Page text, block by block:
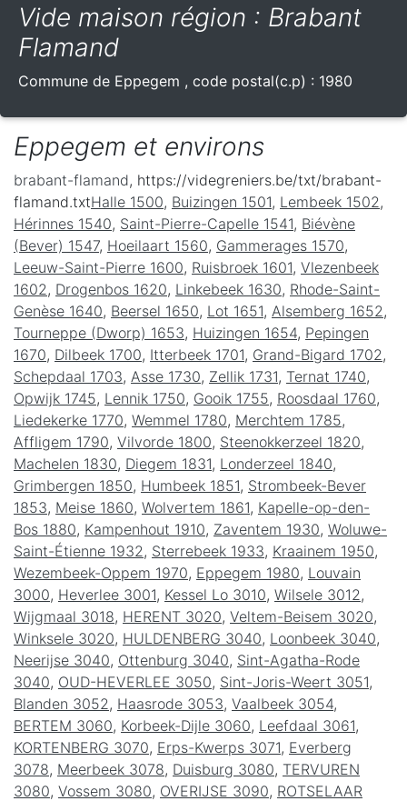
Vide maison région : Brabant
Flamand
Commune de Eppegem , code postal(c.p) : 1980
Eppegem et environs
brabant-flamand, https://videgreniers.be/txt/brabant-
flamand.txtHalle 1500, Buizingen 1501, Lembeek 1502 ,
Hérinnes 1540, Saint-Pierre-Capelle 1541, Biévène
(Bever) 1547, Hoeilaart 1560, Gammerages 1570,
Leeuw-Saint-Pierre 1600, Ruisbroek 1601, Vlezenbeek
1602 , Drogenbos 1620, Linkebeek 1630, Rhode-Saint-
Genèse 1640, Beersel 1650, Lot 1651, Alsemberg 1652 ,
Tourneppe (Dworp) 1653, Huizingen 1654, Pepingen
1670, Dilbeek 1700, Itterbeek 1701, Grand-Bigard 1702 ,
Schepdaal 1703, Asse 1730, Zellik 1731, Ternat 1740,
Opwijk 1745, Lennik 1750, Gooik 1755, Roosdaal 1760,
Liedekerke 1770, Wemmel 1780, Merchtem 1785,
Affligem 1790, Vilvorde 1800, Steenokkerzeel 1820,
Machelen 1830, Diegem 1831, Londerzeel 1840,
Grimbergen 1850, Humbeek 1851, Strombeek-Bever
1853, Meise 1860, Wolvertem 1861, Kapelle-op-den-
Bos 1880, Kampenhout 1910, Zaventem 1930, Woluwe-
Saint-Étienne 1932 , Sterrebeek 1933, Kraainem 1950,
Wezembeek-Oppem 1970, Eppegem 1980, Louvain
3000, Heverlee 3001, Kessel Lo 3010, Wilsele 3012 ,
Wijgmaal 3018, HERENT 3020, Veltem-Beisem 3020,
Winksele 3020, HULDENBERG 3040, Loonbeek 3040,
Neerijse 3040, Ottenburg 3040, Sint-Agatha-Rode
3040, OUD-HEVERLEE 3050, Sint-Joris-Weert 3051,
Blanden 3052 , Haasrode 3053, Vaalbeek 3054,
BERTEM 3060, Korbeek-Dijle 3060, Leefdaal 3061,
KORTENBERG 3070, Erps-Kwerps 3071, Everberg
3078, Meerbeek 3078, Duisburg 3080, TERVUREN
3080, Vossem 3080, OVERIJSE 3090, ROTSELAAR